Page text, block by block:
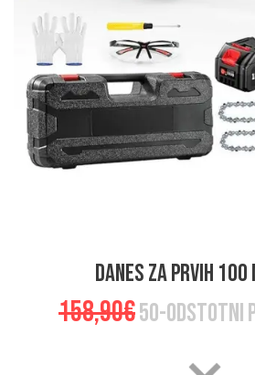
danes za prvih
158,90€50-odstotni